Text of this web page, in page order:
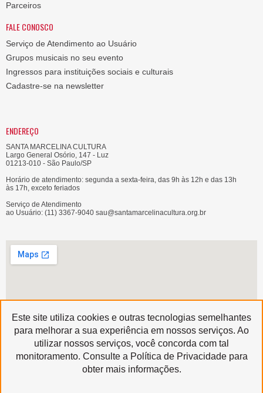
Parceiros
FALE CONOSCO
Serviço de Atendimento ao Usuário
Grupos musicais no seu evento
Ingressos para instituições sociais e culturais
Cadastre-se na newsletter
ENDEREÇO
SANTA MARCELINA CULTURA
Largo General Osório, 147 - Luz
01213-010 - São Paulo/SP
Horário de atendimento: segunda a sexta-feira, das 9h às 12h e das 13h
às 17h, exceto feriados
Serviço de Atendimento
ao Usuário: (11) 3367-9040 sau@santamarcelinacultura.org.br
Produzido por
Copyright © 2020 | Santa Marcelina Cultura • Todos os Direitos Reservados
Este site utiliza cookies e outras tecnologias semelhantes
para melhorar a sua experiência em nossos serviços. Ao
utilizar nossos serviços, você concorda com tal
monitoramento. Consulte a Política de Privacidade para
obter mais informações.